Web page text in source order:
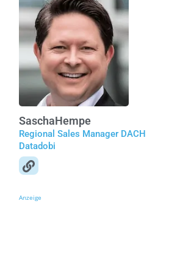
SaschaHempe
Regional Sales Manager DACH
Datadobi
Anzeige